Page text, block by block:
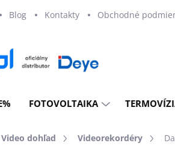
Blog Kontakty Obchodné
FOTOVOLTAIKA
Video dohľad Videorekordéry